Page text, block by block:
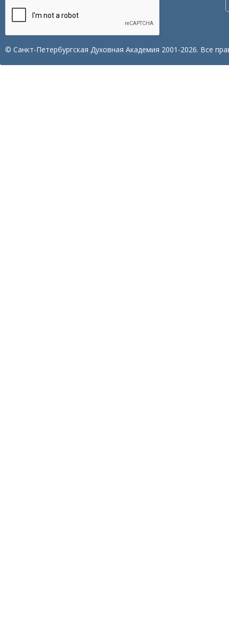
© Санкт-Петербургская Духовная Академия 2001-2026. Все